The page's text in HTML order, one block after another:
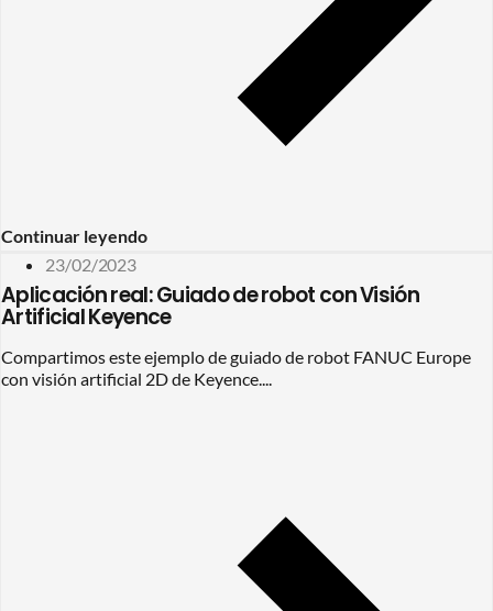
Continuar leyendo
23/02/2023
Aplicación real: Guiado de robot con Visión
Artificial Keyence
Compartimos este ejemplo de guiado de robot FANUC Europe
con visión artificial 2D de Keyence....